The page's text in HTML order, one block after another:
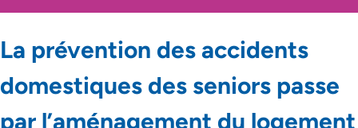
La prévention des accidents
domestiques des seniors passe
par l’aménagement du logement